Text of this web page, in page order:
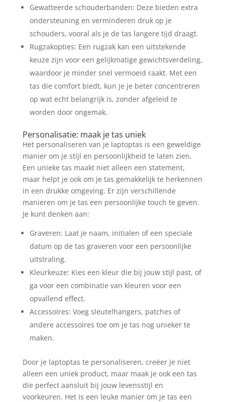
Gewatteerde schouderbanden: Deze bieden extra
ondersteuning en verminderen druk op je
schouders, vooral als je de tas langere tijd draagt.
Rugzakopties: Een rugzak kan een uitstekende
keuze zijn voor een gelijkmatige gewichtsverdeling,
waardoor je minder snel vermoeid raakt. Met een
tas die comfort biedt, kun je je beter concentreren
op wat echt belangrijk is, zonder afgeleid te
worden door ongemak.
Personalisatie: maak je tas uniek
Het personaliseren van je laptoptas is een geweldige
manier om je stijl en persoonlijkheid te laten zien.
Een unieke tas maakt niet alleen een statement,
maar helpt je ook om je tas gemakkelijk te herkennen
in een drukke omgeving. Er zijn verschillende
manieren om je tas een persoonlijke touch te geven.
Je kunt denken aan:
Graveren: Laat je naam, initialen of een speciale
datum op de tas graveren voor een persoonlijke
uitstraling.
Kleurkeuze: Kies een kleur die bij jouw stijl past, of
ga voor een combinatie van kleuren voor een
opvallend effect.
Accessoires: Voeg sleutelhangers, patches of
andere accessoires toe om je tas nog unieker te
maken.
Door je laptoptas te personaliseren, creëer je niet
alleen een uniek product, maar maak je ook een tas
die perfect aansluit bij jouw levensstijl en
voorkeuren. Het is een leuke manier om je tas een